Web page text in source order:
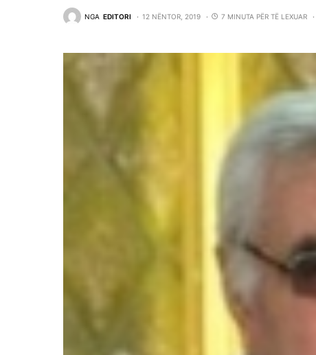
NGA EDITORI 12 NËNTOR, 2019 7 MINUTA PËR TË LEXUAR